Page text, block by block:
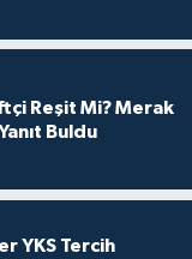
Reşit Mi? Merak
Buldu
YKS Tercih